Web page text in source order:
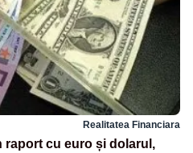
Realitatea Financiara
raport cu euro și dolarul,